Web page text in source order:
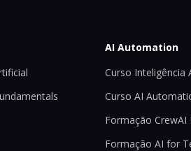
AI Automation
Curso Inteligência
Curso AI
Formação CrewAI
Formação AI for